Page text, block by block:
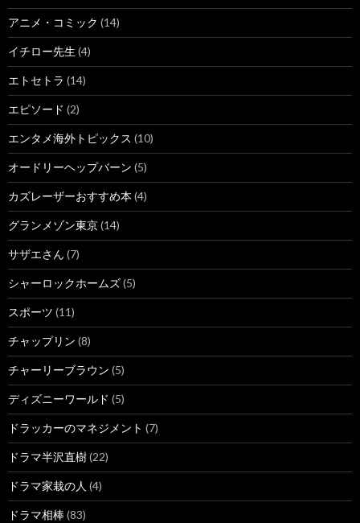
アニメ・コミック (14)
イチロー先生 (4)
エトセトラ (14)
エピソード (2)
エンタメ海外トピックス (10)
オードリーヘップバーン (5)
カズレーザーおすすめ本 (4)
グランメゾン東京(14)
サザエさん (7)
シャーロックホームズ(5)
スポーツ (11)
チャップリン (8)
チャーリーブラウン (5)
ディズニーワールド (5)
ドラッカーのマネジメント (7)
ドラマ半沢直樹(22)
ドラマ家栽の人 (4)
ドラマ相棒(83)